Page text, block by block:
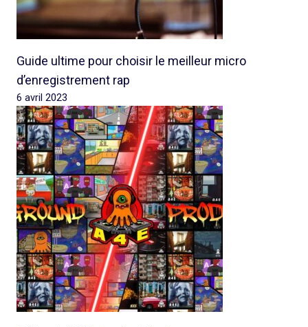
Guide ultime pour choisir le meilleur micro
d’enregistrement rap
6 avril 2023